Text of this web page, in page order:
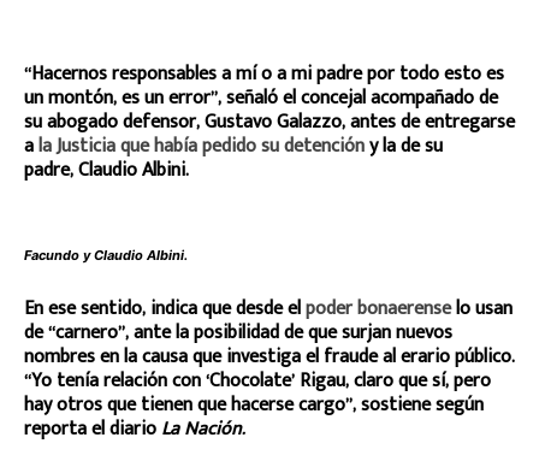
“Hacernos responsables a mí o a mi padre por todo esto es
un montón, es un error”, señaló el concejal acompañado de
su abogado defensor, Gustavo Galazzo, antes de entregarse
ala Justicia que había pedido su detencióny la de su
padre, Claudio Albini.
Facundo y Claudio Albini.
En ese sentido, indica que desde elpoder bonaerenselo usan
de “carnero”, ante la posibilidad de que surjan nuevos
nombres en la causa que investiga el fraude al erario público.
“Yo tenía relación con ‘Chocolate’ Rigau, claro que sí, pero
hay otros que tienen que hacerse cargo”, sostiene según
reporta el diarioLa Nación.